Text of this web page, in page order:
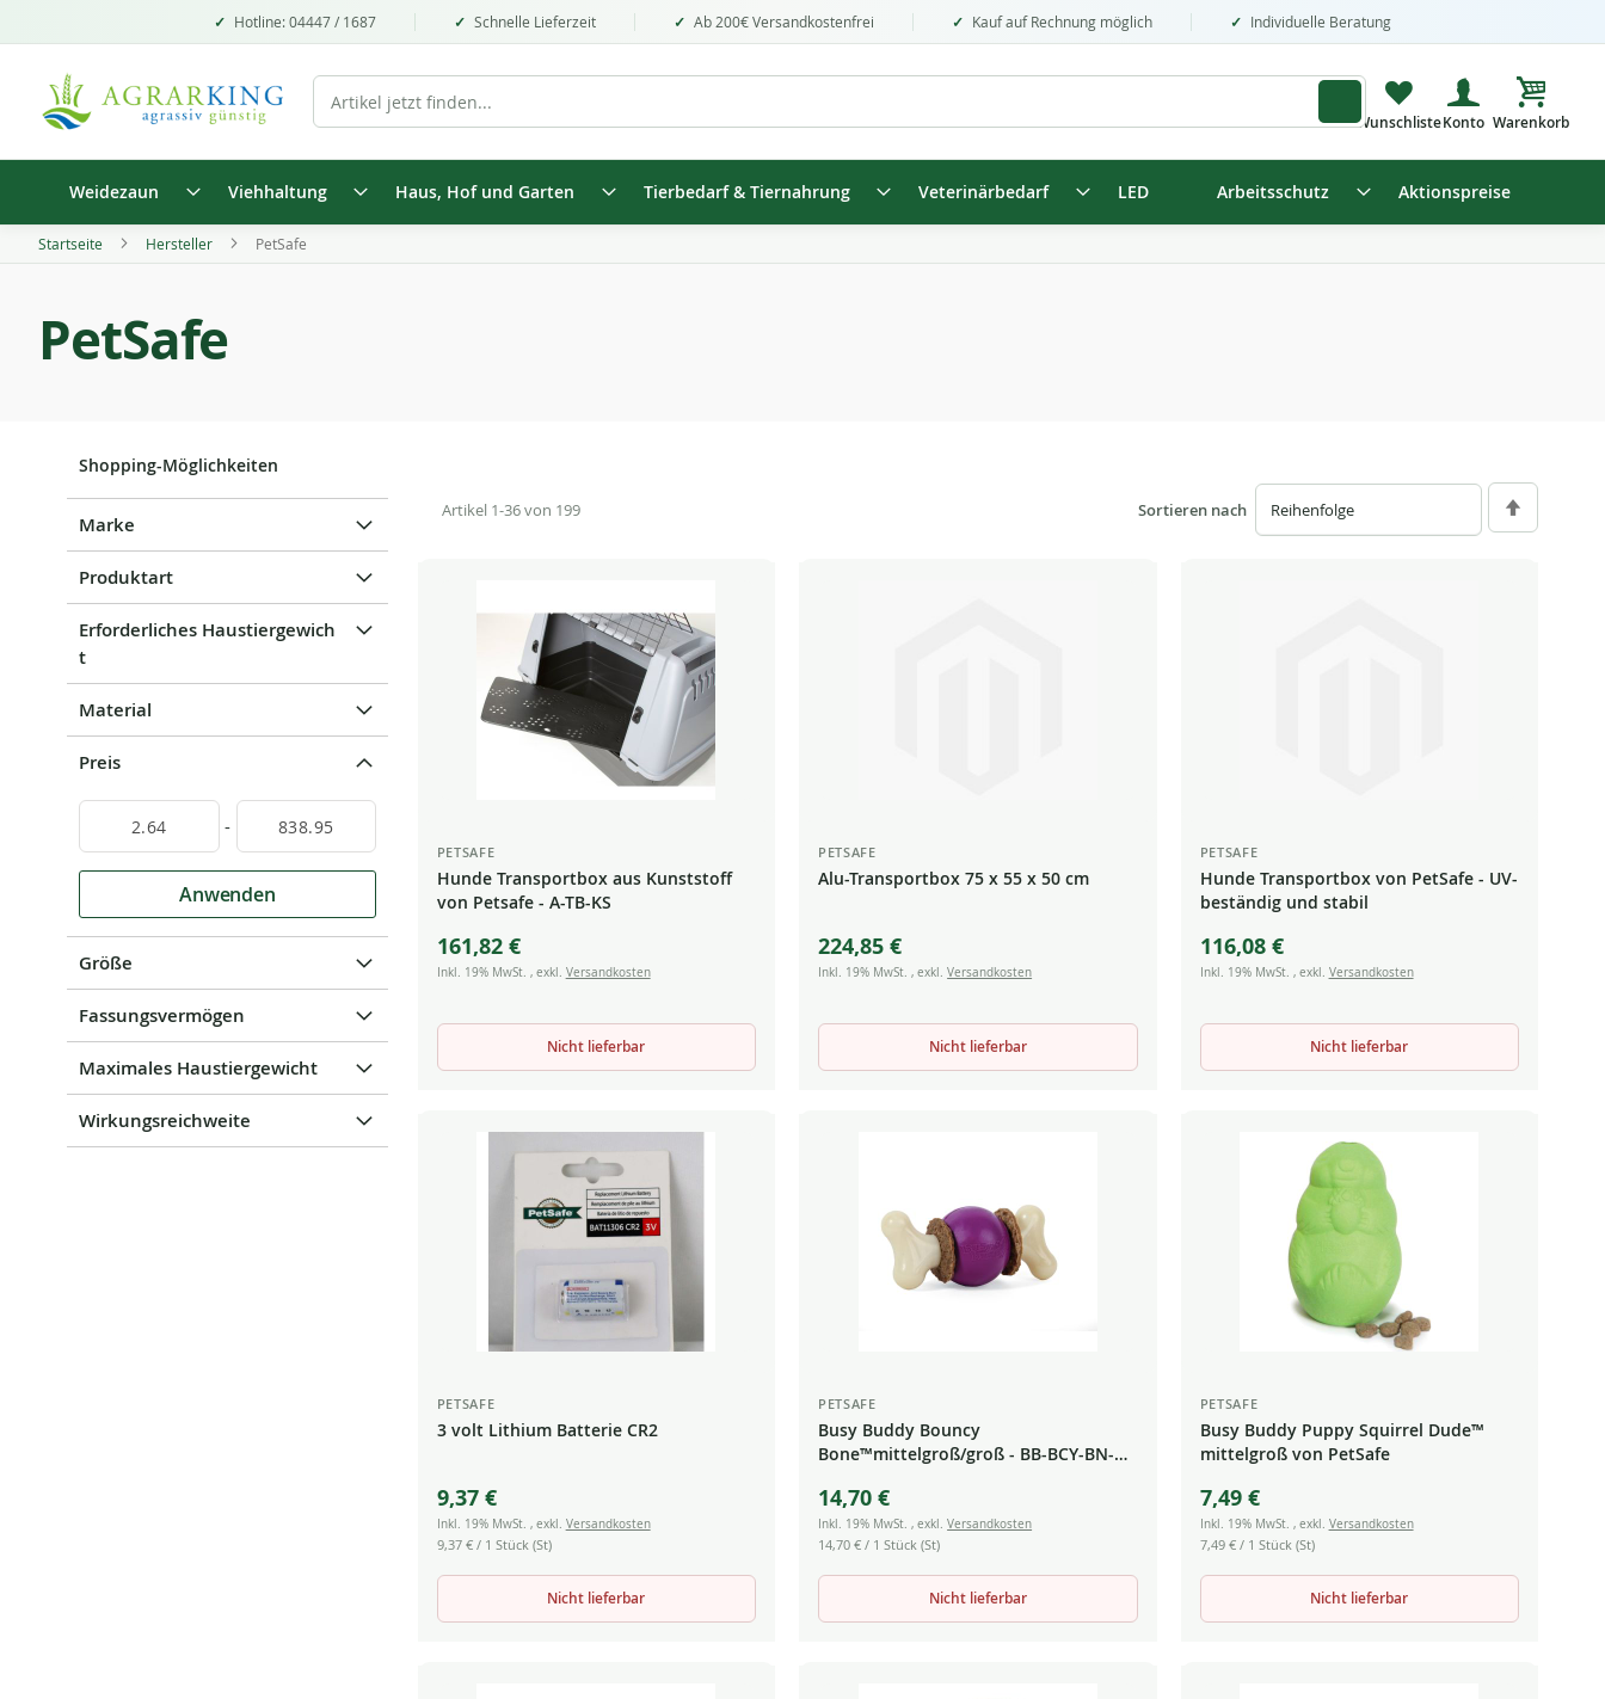
Hotline: 04447 / 1687 Schnelle Lieferzeit Ab 200€ Versandkostenfrei Kauf auf Rechnung möglich Individuelle Beratung
Mein
Weidezaun Viehhaltung Haus, Hof und Garten Tierbedarf & Tiernahrung Veterinärbedarf LED Arbeitsschutz Aktionspreise
Startseite Hersteller PetSafe
PetSafe
Artikel 1-36von 199 Sortieren nach
Absteigend
PETSAFE
Hunde Transportbox aus Kunststoff
von Petsafe - A-TB-KS
161,82 €
Inkl. 19% MwSt. , exkl. Versandkosten
Nicht lieferbar
PETSAFE
Alu-Transportbox 75 x 55 x 50 cm
224,85 €
Inkl. 19% MwSt.,exkl.Versandkosten
Nicht lieferbar
PETSAFE
Hunde Transportbox von PetSafe - UV-
beständig und stabil
116,08 €
Inkl. 19% MwSt. , exkl. Versandkosten
Nicht lieferbar
PETSAFE
3 volt Lithium Batterie CR2
9,37 €
Inkl. 19% MwSt. , exkl. Versandkosten
9,37 €/ 1 Stück (St)
Nicht lieferbar
PETSAFE
Busy Buddy Bouncy
Bone™mittelgroß/groß - BB-BCY-BN-
14,70 €
Inkl. 19% MwSt.,exkl.Versandkosten
14,70 € / 1 Stück (St)
Nicht lieferbar
PETSAFE
Busy Buddy Puppy Squirrel Dude™
mittelgroß von PetSafe
7,49 €
Inkl. 19% MwSt. , exkl. Versandkosten
7,49 €/ 1 Stück (St)
Nicht lieferbar
Shopping-Möglichkeiten
Marke
Produktart
Erforderliches Haustiergewich
T
Material
Preis
-
Anwenden
Größe
Fassungsvermögen
Maximales Haustiergewicht
Wirkungsreichweite